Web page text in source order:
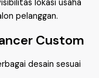
lokasi usaha
pelanggan.
Custom
desain sesuai